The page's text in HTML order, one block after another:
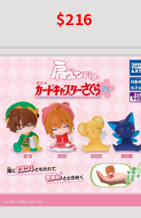
學院
$216